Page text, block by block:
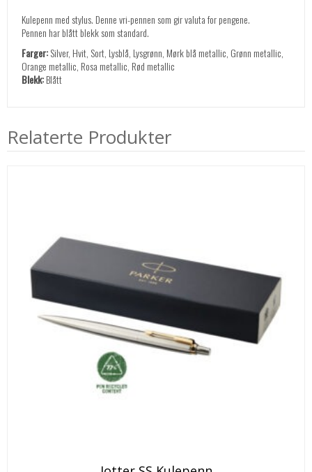
Kulepenn med stylus. Denne vri-pennen som gir valuta for pengene.
Pennen har blått blekk som standard.
Farger:Silver, Hvit, Sort, Lysblå, Lysgrønn, Mørk blå metallic, Grønn metallic,
Orange metallic, Rosa metallic, Rød metallic
Blekk:Blått
Relaterte Produkter